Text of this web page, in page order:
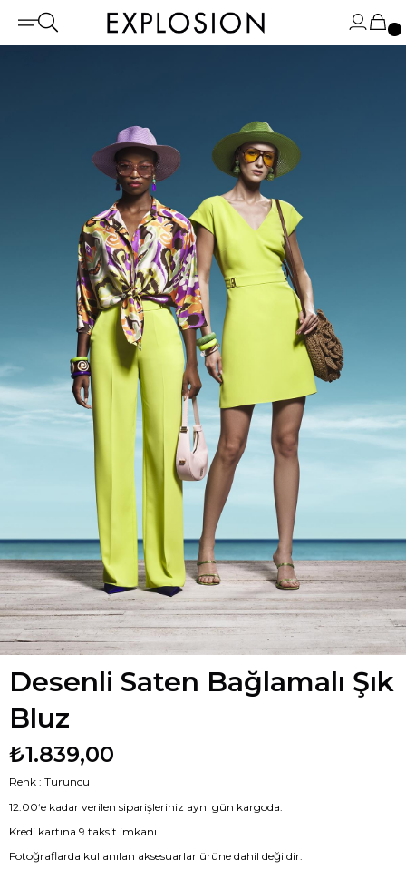
Desenli Saten Bağlamalı Şık
Bluz
₺1.839,00
Renk : Turuncu
12:00‘e kadar verilen siparişleriniz aynı gün kargoda.
Kredi kartına 9 taksit imkanı.
Fotoğraflarda kullanılan aksesuarlar ürüne dahil değildir.